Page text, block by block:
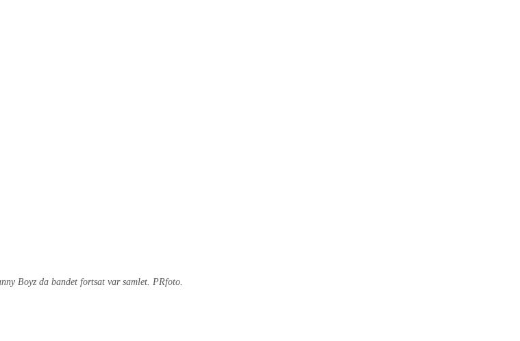
Boyz da bandet fortsat var samlet. PRfoto.